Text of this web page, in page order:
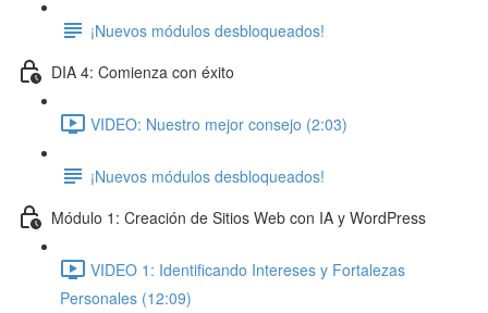
¡Nuevos módulos desbloqueados!
DIA 4: Comienza con éxito
VIDEO: Nuestro mejor consejo (2:03)
¡Nuevos módulos desbloqueados!
Módulo 1: Creación de Sitios Web con IA y WordPress
VIDEO 1: Identificando Intereses y Fortalezas
Personales (12:09)